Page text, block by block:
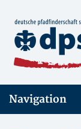
Navigation